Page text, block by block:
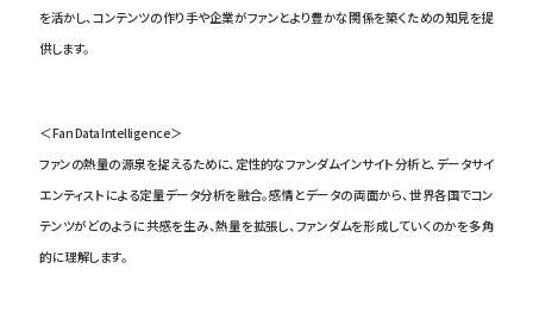
を活かし、コンテンツの作り手や企業がファンとより豊かな関係を築くための知見を提
供します。
＜Fan Data Intelligence＞
ファンの熱量の源泉を捉えるために、定性的なファンダムインサイト分析と、データサイ
エンティストによる定量データ分析を融合。感情とデータの両面から、世界各国でコン
テンツがどのように共感を生み、熱量を拡張し、ファンダムを形成していくのかを多角
的に理解します。